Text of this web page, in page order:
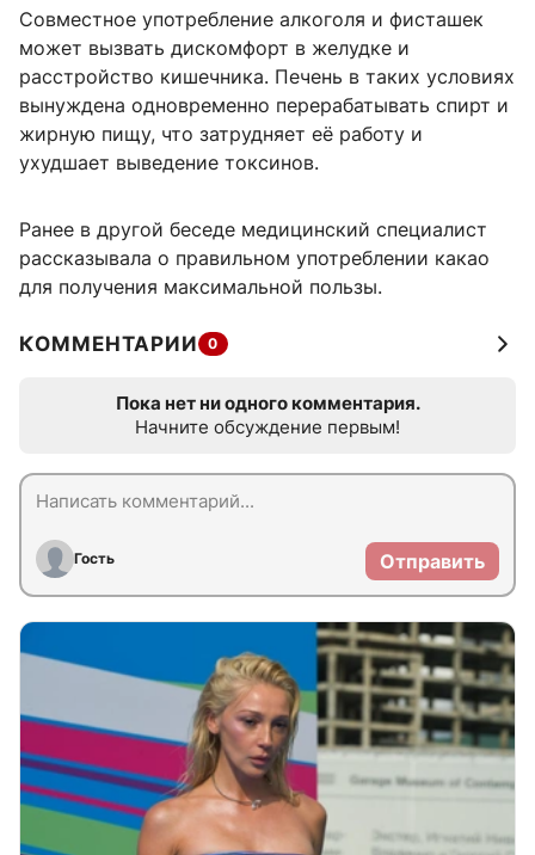
Совместное употребление алкоголя и фисташек
может вызвать дискомфорт в желудке и
расстройство кишечника. Печень в таких условиях
вынуждена одновременно перерабатывать спирт и
жирную пищу, что затрудняет её работу и
ухудшает выведение токсинов.
Ранее в другой беседе медицинский специалист
рассказывала о правильном употреблении какао
для получения максимальной пользы.
КОММЕНТАРИИ 0
Пока нет ни одного комментария.
Начните обсуждение первым!
Гость Отправить